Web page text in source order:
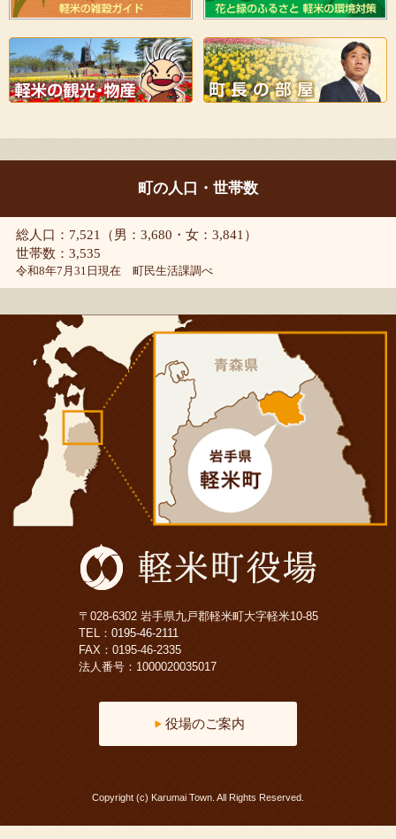
町の人口・世帯数
総人口：7,521（男：3,680・女：3,841）
世帯数：3,535
令和8年7月31日現在 町民生活課調べ
〒028-6302 岩手県九戸郡軽米町大字軽米10-85
TEL： 0195-46-2111
FAX：0195-46-2335
法人番号：1000020035017
役場のご案内
Copyright (c) Karumai Town. All Rights Reserved.